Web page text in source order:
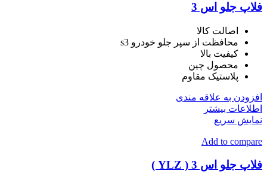
فلاپ جلو اس 3
اصالت کالا
محافظت از سپر جلو خودرو s3
کیفیت بالا
محصول چین
پلاستیک مقاوم
افزودن به علاقه مندی
اطلاعات بیشتر
نمایش سریع
Add to compare
فلاپ جلو اس 3 ( YLZ )